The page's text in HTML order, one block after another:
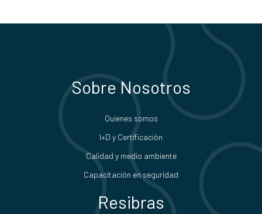
Sobre Nosotros
Quienes somos
I+D y Certificación
Calidad y medio ambiente
Capacitación en seguridad
Resibras